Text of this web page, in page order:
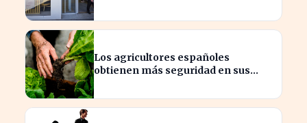
Los agricultores españoles
obtienen más seguridad en sus